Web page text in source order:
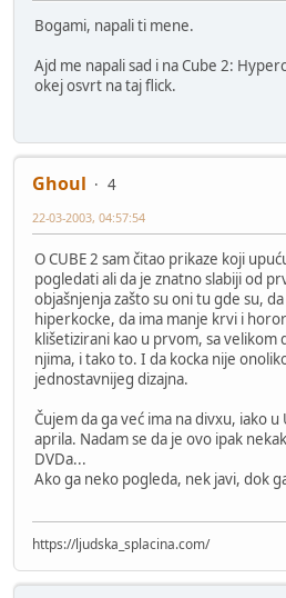
Bogami, napali ti mene.
Ajd me napali sad i na Cube 2:
okej osvrt na taj flick.
Ghoul
4
22-03-2003, 04:57:54
O CUBE 2 sam čitao prikaze koji
pogledati ali da je znatno slabiji od
objašnjenja zašto su oni tu gde su,
hiperkocke, da ima manje krvi i
klišetizirani kao u prvom, sa velikom
njima, i tako to. I da kocka nije
jednostavnijeg dizajna.
Čujem da ga već ima na divxu, iako u
aprila. Nadam se da je ovo ipak
DVDa...
Ako ga neko pogleda, nek javi, dok
https://ljudska_splacina.com/